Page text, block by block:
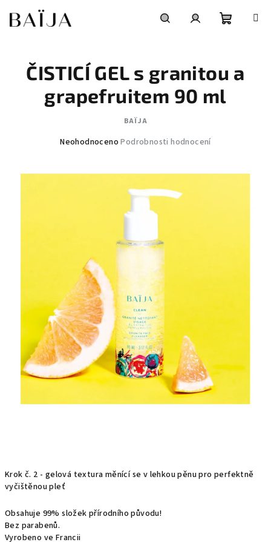
obsah
košík
Krok č. 2 - gelová textura měnící se v lehkou pěnu pro perfektně
vyčištěnou pleť
Obsahuje 99% složek přírodního původu!
Bez parabenů.
Vyrobeno ve Francii
ČISTICÍ GEL s granitou a
grapefruitem 90 ml
BAÏJA
Průměrné
je
Neohodnoceno Podrobnosti hodnocení